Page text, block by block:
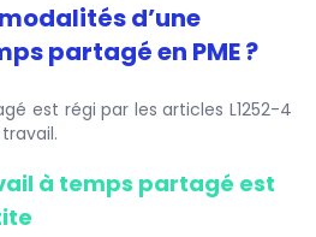
d’une
partagé en PME ?
est régi par les articles L1252-4
à temps partagé est